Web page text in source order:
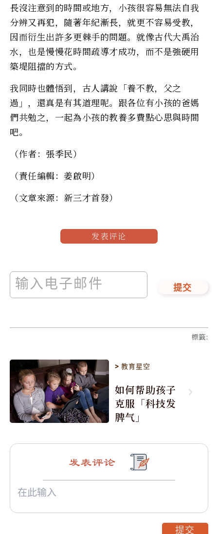
長沒注意到的時間或地方，小孩很容易無法自我
分辨又再犯，隨著年紀漸長，就更不容易受教，
因而衍生出許多更棘手的問題。就像古代大禹治
水，也是慢慢花時間疏導才成功，而不是強硬用
築堤阻擋的方式。
我同時也體悟到，古人講說「養不教，父之
過」，還真是有其道理呢。跟各位有小孩的爸媽
們共勉之，一起為小孩的教養多費點心思與時間
吧。
（作者：張季民）
（責任編輯：姜啟明）
（文章來源：新三才首發）
发表评论
提交
標籤:
>教育星空
如何帮助孩子
克服「科技发
脾气」
发表评论
提交